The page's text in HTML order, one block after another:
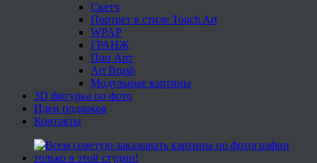
Скетч
Портрет в стиле Touch Art
WPAP
ГРАНЖ
Поп Арт
Art Brush
Модульные картины
3D фигурка по фото
Идеи подарков
Контакты